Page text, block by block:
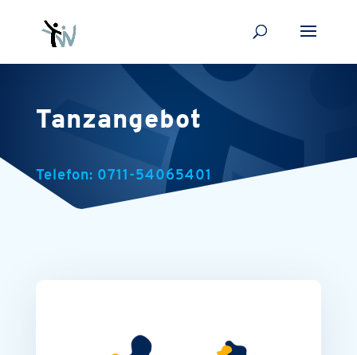
Tanzangebot
Telefon: 0711-54065401